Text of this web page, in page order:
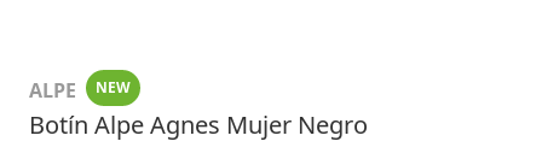
ALPE NEW
Botín Alpe Agnes Mujer Negro